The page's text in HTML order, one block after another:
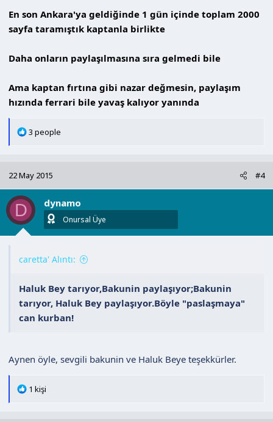
En son Ankara'ya geldiğinde 1 gün içinde toplam 2000
sayfa taramıştık kaptanla birlikte
Daha onların paylaşılmasına sıra gelmedi bile
Ama kaptan fırtına gibi nazar değmesin, paylaşım
hızında ferrari bile yavaş kalıyor yanında
T
i
l
e
r
3 people
22 May 2015 #4
D dynamo
Onursal Üye
caretta' Alıntı:
Haluk Bey tarıyor,Bakunin paylaşıyor;Bakunin
tarıyor, Haluk Bey paylaşıyor.Böyle "paslaşmaya"
can kurban!
Aynen öyle, sevgili bakunin ve Haluk Beye teşekkürler.
T1 kişi